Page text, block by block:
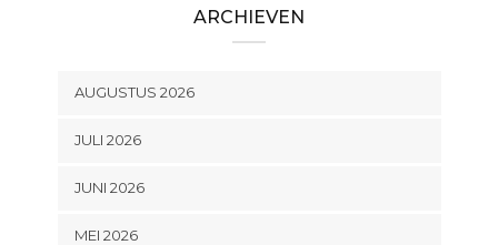
ARCHIEVEN
AUGUSTUS 2026
JULI 2026
JUNI 2026
MEI 2026